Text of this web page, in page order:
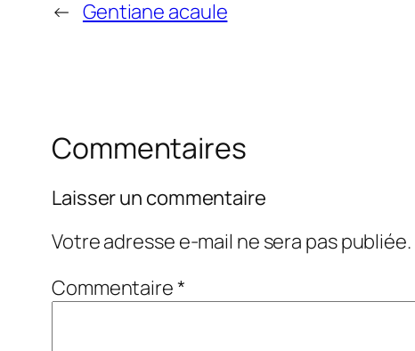
← Gentiane acaule
Commentaires
Laisser un commentaire
Votre adresse e-mail ne sera pas publiée.
Commentaire*